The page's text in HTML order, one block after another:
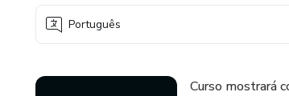
Português
Curso mostrará